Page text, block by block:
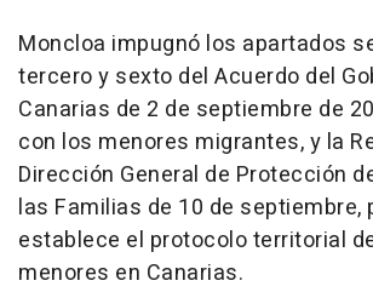
Moncloa impugnó los apartados
tercero y sexto del Acuerdo del
Canarias de 2 de septiembre de
con los menores migrantes, y la
Dirección General de Protección
las Familias de 10 de septiembre,
establece el protocolo territorial
menores en Canarias.